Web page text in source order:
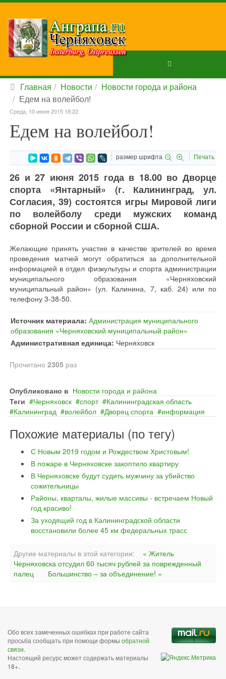
Главная Новости
Новости города и района
Едем на волейбол!
Среда, 10 июня 2015 18:22
Едем на волейбол!
размер шрифта Печать
26 и 27 июня 2015 года в 18.00 во Дворце
спорта «Янтарный» (г. Калининград, ул.
Согласия, 39) состоятся игры Мировой лиги
по волейболу среди мужских команд
сборной России и сборной США.
Желающие принять участие в качестве зрителей во время
проведения матчей могут обратиться за дополнительной
информацией в отдел физкультуры и спорта администрации
муниципального образования «Черняховский
муниципальный район» (ул. Калинина, 7, каб. 24) или по
телефону 3-38-50.
Источник материала: Администрация муниципального
образования «Черняховский муниципальный район»
Административная единица: Черняховск
Прочитано 2305 раз
Опубликовано в Новости города и района
Теги
Черняховск спорт
Калининградская область
Калининград
волейбол Дворец спорта информация
Похожие материалы (по тегу)
С Новым 2019 годом и Рождеством Христовым!
В пожаре в Черняховске закоптило квартиру
В Черняховске будут судить мужчину за убийство
сожительницы
Районы, кварталы, жилые массивы - встречаем Новый
год красиво!
За уходящий год в Калининградской области
восстановили более 45 км федеральных трасс
Другие материалы в этой категории:
« Житель
Черняховска отсудил 60 тысяч рублей за поврежденный
палец
Большинство – за объединение! »
Обо всех замеченных ошибках при работе сайта
просьба сообщать при помощи формы обратной
связи.
Настоящий ресурс может содержать материалы
18+.